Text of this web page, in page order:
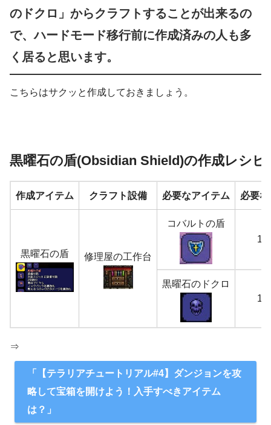
のドクロ」からクラフトすることが出来るの
で、ハードモード移行前に作成済みの人も多
く居ると思います。
こちらはサクッと作成しておきましょう。
黒曜石の盾(Obsidian Shield)の作成レシピ
作成アイテム クラフト設備 必要なアイテム 必要
黒曜石の盾 修理屋の工作台
コバルトの盾
1
黒曜石のドクロ
1
⇒
「【テラリアチュートリアル#4】ダンジョンを攻
略して宝箱を開けよう！入手すべきアイテム
は？」